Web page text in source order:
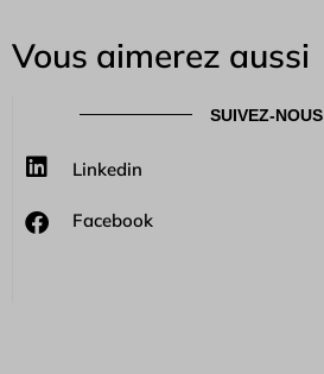
Vous aimerez aussi
SUIVEZ-NOUS
Linkedin
Facebook